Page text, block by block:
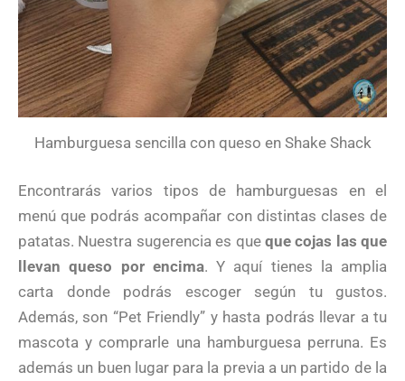
Hamburguesa sencilla con queso en Shake Shack
Encontrarás varios tipos de hamburguesas en el
menú que podrás acompañar con distintas clases de
patatas. Nuestra sugerencia es queque cojas las que
llevan queso por encima. Y aquí tienes la amplia
carta donde podrás escoger según tu gustos.
Además, son “Pet Friendly” y hasta podrás llevar a tu
mascota y comprarle una hamburguesa perruna. Es
además un buen lugar para la previa a un partido de la